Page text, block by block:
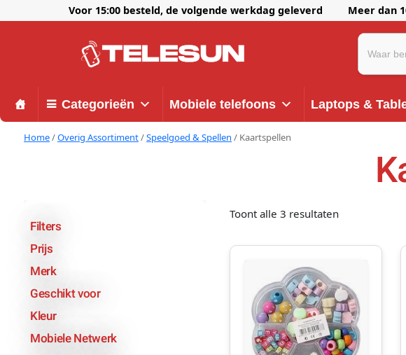
Voor 15:00 besteld, de volgende werkdag geleverd Meer dan
Categorieën Mobiele telefoons Laptops &
Home/Overig Assortiment/Speelgoed & Spellen / Kaartspellen
Toont alle 3 resultaten
Filters
Prijs
Merk
Geschikt voor
Kleur
Mobiele Netwerk